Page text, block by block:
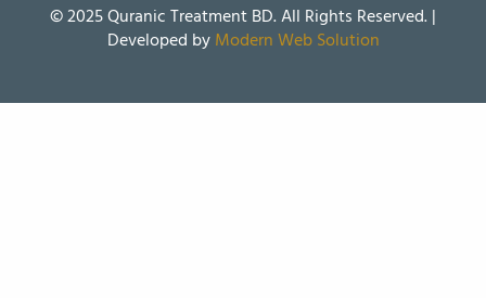
© 2025 Quranic Treatment BD. All Rights Reserved. |
Developed byModern Web Solution